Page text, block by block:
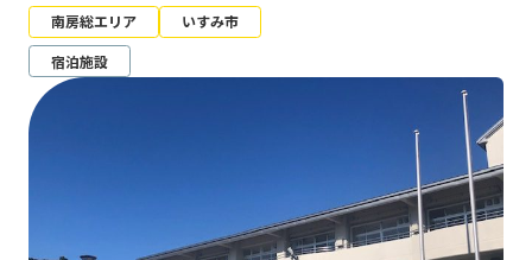
南房総エリア
いすみ市
宿泊施設